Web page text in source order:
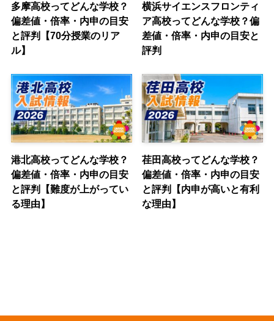
多摩高校ってどんな学校？
偏差値・倍率・内申の目安
と評判【70分授業のリア
ル】
横浜サイエンスフロンティ
ア高校ってどんな学校？偏
差値・倍率・内申の目安と
評判
港北高校ってどんな学校？
偏差値・倍率・内申の目安
と評判【難度が上がってい
る理由】
荏田高校ってどんな学校？
偏差値・倍率・内申の目安
と評判【内申が高いと有利
な理由】